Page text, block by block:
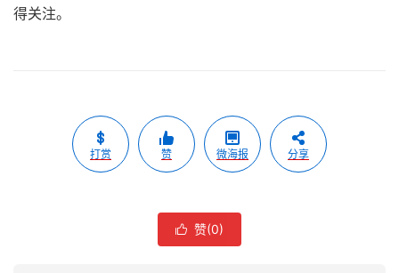
得关注。
打赏 赞 微海报 分享
 赞(0)